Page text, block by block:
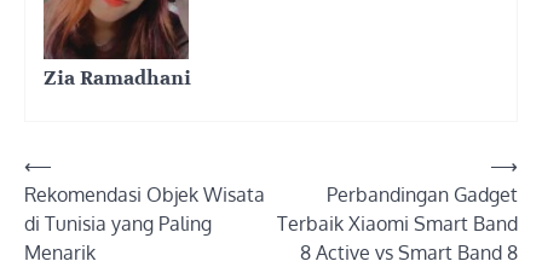
Zia Ramadhani
Post
navigation
⟵
Rekomendasi Objek Wisata
di Tunisia yang Paling
Menarik
Perbandingan Gadget
Terbaik Xiaomi Smart Band
8 Active vs Smart Band 8
⟶